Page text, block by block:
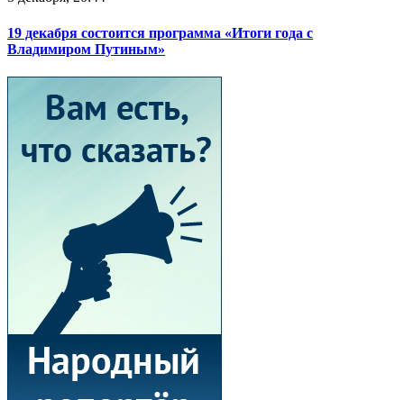
19 декабря состоится программа «Итоги года с
Владимиром Путиным»